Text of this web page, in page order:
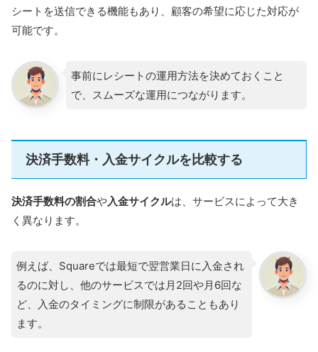
シートを送信できる機能もあり、顧客の希望に応じた対応が
可能です。
事前にレシートの運用方法を決めておくこと
で、スムーズな運用につながります。
決済手数料・入金サイクルを比較する
決済手数料の割合や入金サイクルは、サービスによって大き
く異なります。
例えば、Squareでは最短で翌営業日に入金され
るのに対し、他のサービスでは月2回や月6回な
ど、入金のタイミングに制限があることもあり
ます。